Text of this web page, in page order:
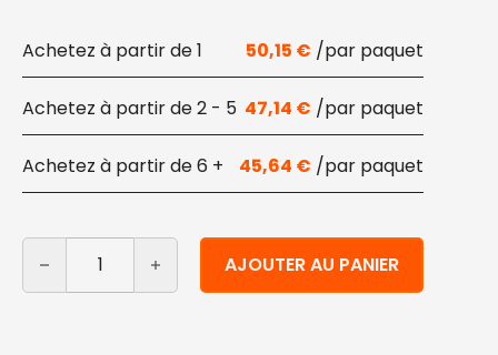
1 50,15 €
2 - 5 47,14 €
6 + 45,64 €
quantité de Vaisselle jetable pour les fêtes :
AJOUTER AU PANIER
Alternative: